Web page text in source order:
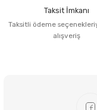
Taksit İmkanı
Taksitli ödeme
alışveriş